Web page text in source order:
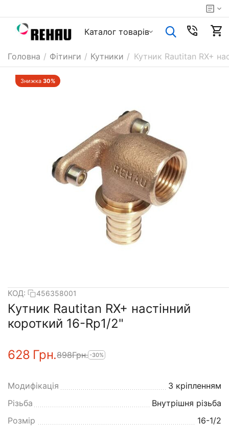
Каталог товарiв
Головна / Фітинги / Кутники / Кутник Rautitan RX+
Знижка 30%
КОД: 456358001
Кутник Rautitan RX+ настінний
короткий 16-Rp1/2"
‍628‍ Грн.‍898‍Грн. -30%
Модифікація
З кріпленням
Різьба
Внутрішня різьба
Розмір
16-1/2